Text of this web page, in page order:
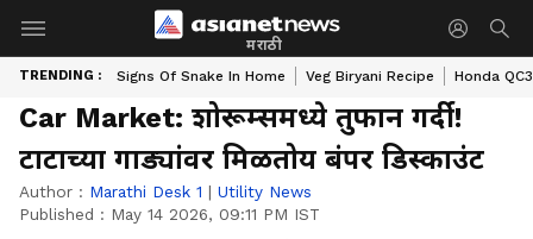
मराठी
TRENDING : Signs Of Snake In Home Veg Biryani Recipe Honda
Car Market: शोरूम्समध्ये तुफान गर्दी!
टाटाच्या गाड्यांवर मिळतोय बंपर डिस्काउंट
Author : Marathi Desk 1 | Utility News
Published : May 14 2026, 09:11 PM IST